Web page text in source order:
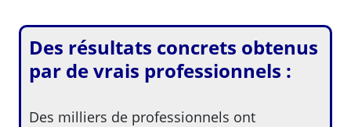
Des résultats concrets obtenus
par de vrais professionnels :
Des milliers de professionnels ont